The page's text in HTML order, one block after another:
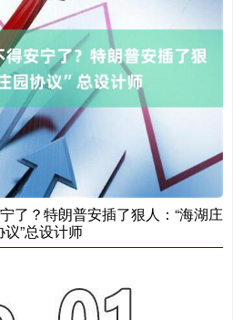
了？特朗普安插了狠人：“海湖庄
议”总设计师